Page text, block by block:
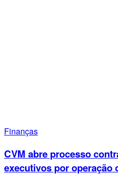
Finanças
CVM abre processo
executivos por operação